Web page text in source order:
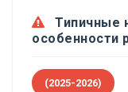
Типичные
особенности
(2025-2026)